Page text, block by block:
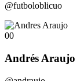
@futboloblicuo
00
Andrés Araujo